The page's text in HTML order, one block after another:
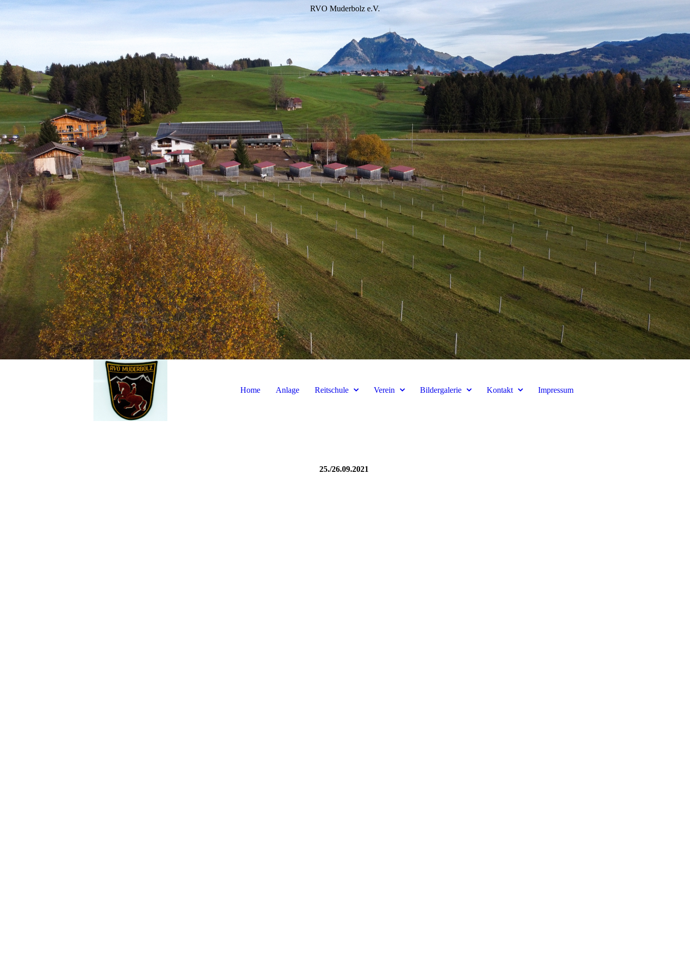
RVO Muderbolz e.V.
Home Anlage Reitschule Verein Bildergalerie Kontakt Impressum
25./26.09.2021